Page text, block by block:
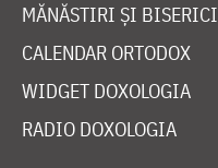
MĂNĂSTIRI ȘI BISERICI
CALENDAR ORTODOX
WIDGET DOXOLOGIA
RADIO DOXOLOGIA